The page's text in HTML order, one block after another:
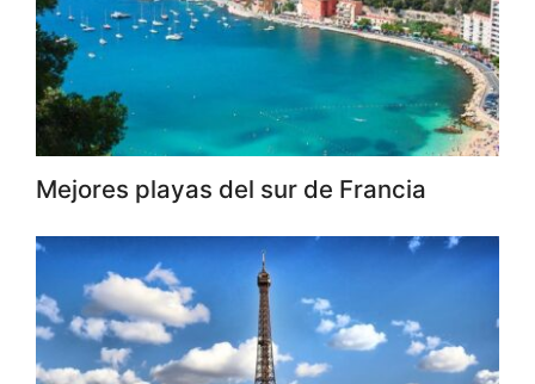
Mejores playas del sur de Francia